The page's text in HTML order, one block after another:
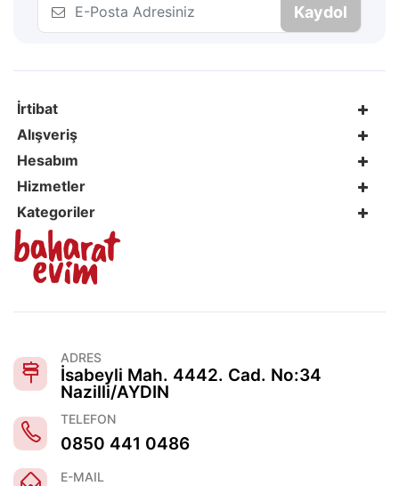
Kaydol
İrtibat
Alışveriş
Hesabım
Hizmetler
Kategoriler
ADRES
İsabeyli Mah. 4442. Cad. No:34
Nazilli/AYDIN
TELEFON
0850 441 0486
E-MAIL